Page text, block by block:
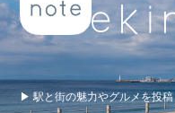
▶ 駅と街の魅力やグルメを投稿